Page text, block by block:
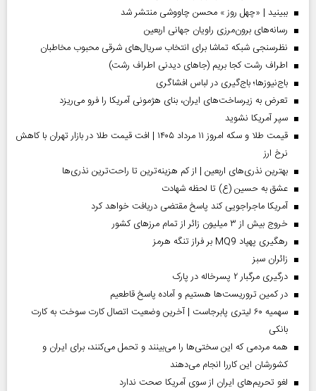
ببینید | «چهل روز » محسن چاووشی منتشر شد
رسانه‌های برون‌مرزی راویان جهانی اربعین
نظرسنجی شبکه تماشا برای انتخاب سریال‌های شرقی محبوب مخاطبان
اطراف رشت کجا بریم (جاهای دیدنی اطراف رشت)
باج‌نیوزها؛ باج‌گیری در لباس افشاگری
تعرض به زیرساخت‌های ایران، بنای هژمونی آمریکا را فرو می‌ریزد
سپر آمریکا نشوید
قیمت طلا و سکه امروز ۱۱ مرداد ۱۴۰۵ | افت قیمت طلا در بازار تهران با کاهش
نرخ ارز
بهترین نذری‌های اربعین | از کم هزینه‌ترین تا راحت‌ترین نذری‌ها
عشق به حسین (ع) تا لحظه شهادت
آمریکا ماجراجویی کند پاسخ مقتضی دریافت خواهد کرد
خروج بیش از ۳ میلیون زائر از تمام مرز‌های کشور
رهگیری پهپاد MQ9 بر فراز تنگه هرمز
‌زائران سبز
درگیری مرگبار ۲ پسرخاله در پارک
در کمین تروریست‌ها هستیم و آماده پاسخ قاطعیم
سهمیه ۶۰ لیتری پابرجاست | آخرین وضعیت اتصال کارت سوخت به کارت
بانکی
همه مردمی که این سختی‌ها را می‌بینند و تحمل می‌کنند، برای ایران و
کشورشان این کاررا انجام می‌دهند
لغو تحریم‌های ایران از سوی آمریکا صحت ندارد